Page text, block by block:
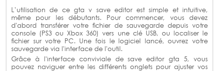
L’utilisation de ce gta v save editor est simple et intuitive,
même pour les débutants. Pour commencer, vous devez
d'abord transférer votre fichier de sauvegarde depuis votre
console (PS3 ou Xbox 360) vers une clé USB, ou localiser le
fichier sur votre PC. Une fois le logiciel lancé, ouvrez votre
sauvegarde via l'interface de l'outil.
Grâce à l'interface conviviale de save editor gta 5, vous
pouvez naviguer entre les différents onglets pour ajuster vos